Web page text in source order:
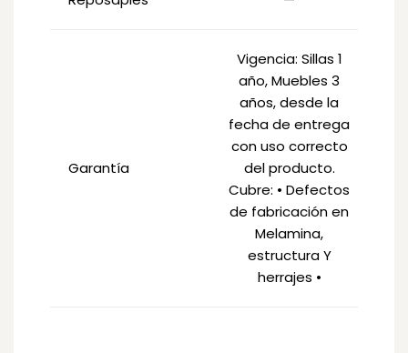
Garantía
Vigencia: Sillas 1
año, Muebles 3
años, desde la
fecha de entrega
con uso correcto
del producto.
Cubre: • Defectos
de fabricación en
Melamina,
estructura Y
herrajes •